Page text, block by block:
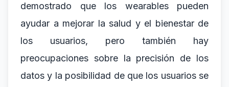
demostrado que los wearables pueden
ayudar a mejorar la salud y el bienestar de
los usuarios, pero también hay
preocupaciones sobre la precisión de los
datos y la posibilidad de que los usuarios se